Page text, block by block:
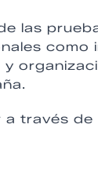
las
como
través de